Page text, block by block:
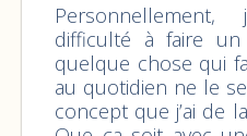
difficulté à faire
quelque chose qui
au quotidien ne le
concept que j’ai de